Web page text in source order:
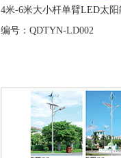
4米-6米大小杆单臂LED太阳
编号：QDTYN-LD002